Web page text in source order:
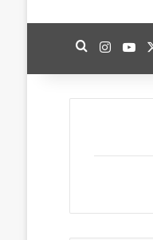
‫X
‫YouTubeانستقرامبحث عن